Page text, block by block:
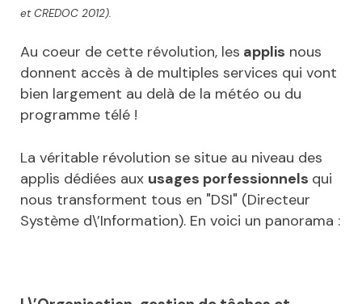
et CREDOC 2012).
Au coeur de cette révolution, les applis nous
donnent accès à de multiples services qui vont
bien largement au delà de la météo ou du
programme télé !
La véritable révolution se situe au niveau des
applis dédiées aux usages porfessionnels qui
nous transforment tous en "DSI" (Directeur
Système d\’Information). En voici un panorama :